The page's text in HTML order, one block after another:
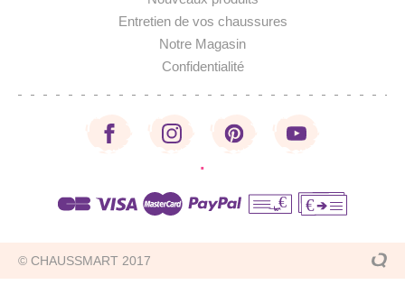
Entretien de vos chaussures
Notre Magasin
Confidentialité
·
€ €
© CHAUSSMART 2017